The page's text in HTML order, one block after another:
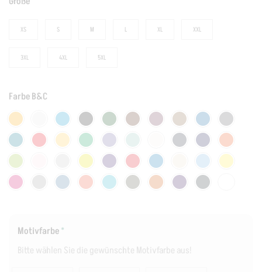
XS S M L XL XXL
3XL 4XL 5XL
Farbe B&C
Motivfarbe*
Bitte wählen Sie die gewünschte Motivfarbe aus!